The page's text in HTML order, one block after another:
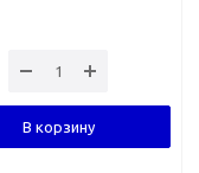
В корзину